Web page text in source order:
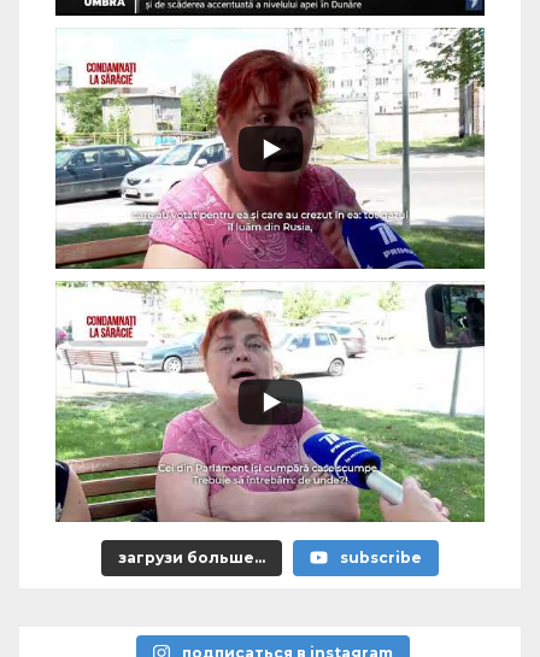
загрузи больше... subscribe
подписаться в instagram